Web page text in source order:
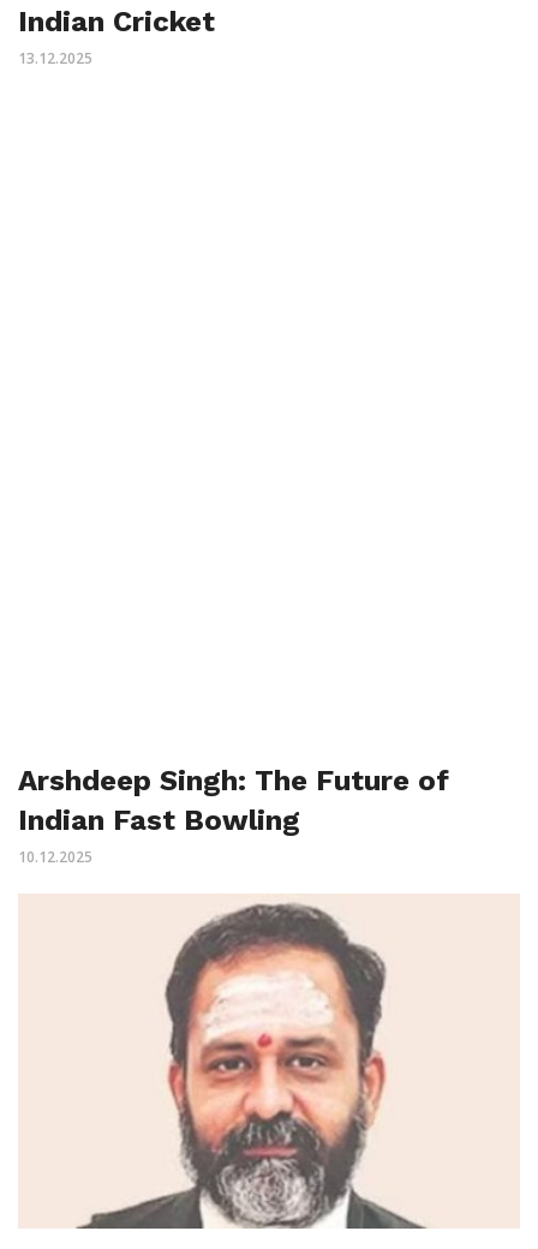
Indian Cricket
13.12.2025
Arshdeep Singh: The Future of
Indian Fast Bowling
10.12.2025